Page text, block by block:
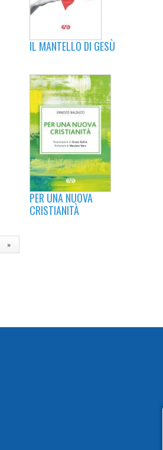
IL MANTELLO DI GESÙ
PER UNA NUOVA
CRISTIANITÀ
»